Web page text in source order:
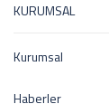
KURUMSAL
Kurumsal
Haberler